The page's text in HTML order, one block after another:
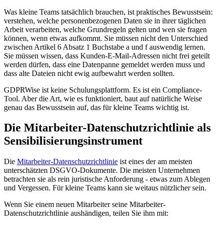
Was kleine Teams tatsächlich brauchen, ist praktisches Bewusstsein:
verstehen, welche personenbezogenen Daten sie in ihrer täglichen
Arbeit verarbeiten, welche Grundregeln gelten und wen sie fragen
können, wenn etwas aufkommt. Sie müssen nicht den Unterschied
zwischen Artikel 6 Absatz 1 Buchstabe a und f auswendig lernen.
Sie müssen wissen, dass Kunden-E-Mail-Adressen nicht frei geteilt
werden dürfen, dass eine Datenpanne gemeldet werden muss und
dass alte Dateien nicht ewig aufbewahrt werden sollten.
GDPRWise ist keine Schulungsplattform. Es ist ein Compliance-
Tool. Aber die Art, wie es funktioniert, baut auf natürliche Weise
genau das Bewusstsein auf, das für kleine Teams wichtig ist.
Die Mitarbeiter-Datenschutzrichtlinie als
Sensibilisierungsinstrument
Die Mitarbeiter-Datenschutzrichtlinie ist eines der am meisten
unterschätzten DSGVO-Dokumente. Die meisten Unternehmen
betrachten sie als rein juristische Anforderung - etwas zum Ablegen
und Vergessen. Für kleine Teams kann sie weitaus nützlicher sein.
Wenn Sie einem neuen Mitarbeiter seine Mitarbeiter-
Datenschutzrichtlinie aushändigen, teilen Sie ihm mit: